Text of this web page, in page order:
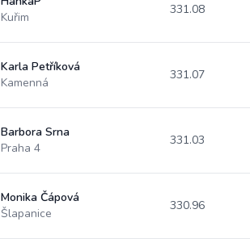
Kuřim
331.08
Karla Petříková
Kamenná
331.07
Barbora Srna
Praha 4
331.03
Monika Čápová
Šlapanice
330.96